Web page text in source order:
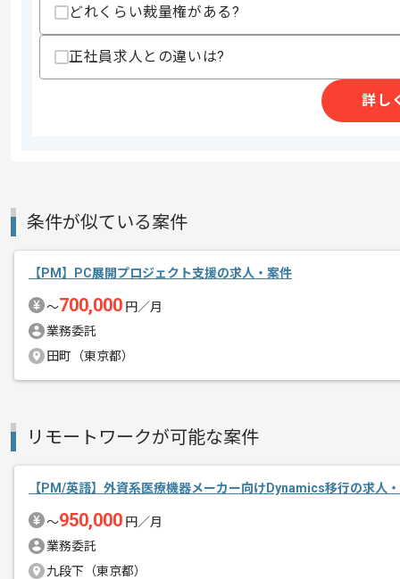
・TypescriptもしくはAngularのフロン
スキルに不安がある方へ
その他募集要項
商談回数
2回
メント
複数案件を保有している企業ですので、
どれくらい裁量権がある?
正社員求人との違いは?
詳し
条件が似ている案件
【PM】PC展開プロジェクト支援の求人・案件
〜700,000 円／月
業務委託
田町（東京都）
リモートワークが可能な案件
【PM/英語】外資系医療機器メーカー向けDynamics移行の求人
〜950,000 円／月
業務委託
九段下（東京都）